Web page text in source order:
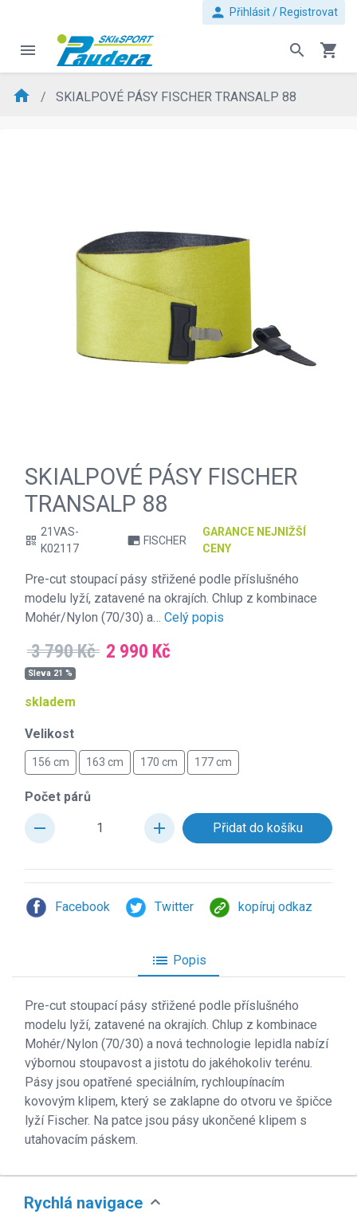
person Přihlásit / Registrovat
menu search shopping_cart
home SKIALPOVÉ PÁSY FISCHER TRANSALP 88
SKIALPOVÉ PÁSY FISCHER
TRANSALP 88
qr_code
21VAS-
K02117
branding_watermark FISCHER
GARANCE NEJNIŽŠÍ
CENY
Pre-cut stoupací pásy střižené podle příslušného
modelu lyží, zatavené na okrajích. Chlup z kombinace
Mohér/Nylon (70/30) a… Celý popis
3 790 Kč 2 990 Kč
Sleva 21 %
skladem
Velikost
156 cm 163 cm 170 cm 177 cm
Počet párů
remove add
Facebook Twitter kopíruj odkaz
list Popis
Pre-cut stoupací pásy střižené podle příslušného
modelu lyží, zatavené na okrajích. Chlup z kombinace
Mohér/Nylon (70/30) a nová technologie lepidla nabízí
výbornou stoupavost a jistotu do jakéhokoliv terénu.
Pásy jsou opatřené speciálním, rychloupínacím
kovovým klipem, který se zaklapne do otvoru ve špičce
lyží Fischer. Na patce jsou pásy ukončené klipem s
utahovacím páskem.
Rychlá navigace expand_more